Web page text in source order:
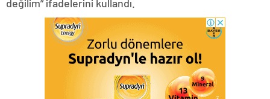
değilim” ifadelerini kullandı.